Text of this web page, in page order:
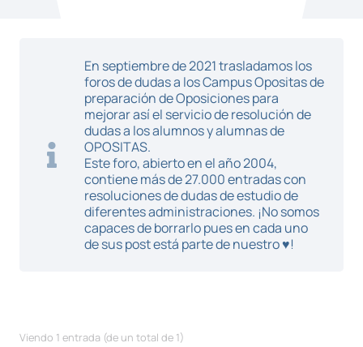
En septiembre de 2021 trasladamos los
foros de dudas a los Campus Opositas de
preparación de Oposiciones para
mejorar así el servicio de resolución de
dudas a los alumnos y alumnas de
OPOSITAS.
Este foro, abierto en el año 2004,
contiene más de 27.000 entradas con
resoluciones de dudas de estudio de
diferentes administraciones. ¡No somos
capaces de borrarlo pues en cada uno
de sus post está parte de nuestro ♥!
Viendo 1 entrada (de un total de 1)